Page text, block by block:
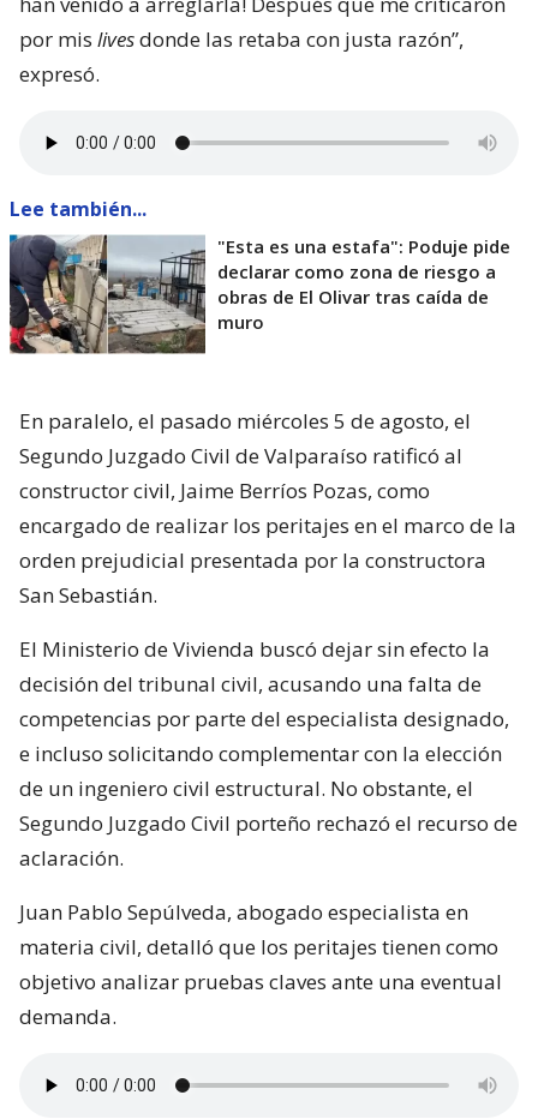
por mis livesdonde las retaba con justa razón”,
expresó.
Lee también...
"Esta es una estafa": Poduje pide
declarar como zona de riesgo a
obras de El Olivar tras caída de
muro
En paralelo, el pasado miércoles 5 de agosto, el
Segundo Juzgado Civil de Valparaíso ratificó al
constructor civil, Jaime Berríos Pozas, como
encargado de realizar los peritajes en el marco de la
orden prejudicial presentada por la constructora
San Sebastián.
El Ministerio de Vivienda buscó dejar sin efecto la
decisión del tribunal civil, acusando una falta de
competencias por parte del especialista designado,
e incluso solicitando complementar con la elección
de un ingeniero civil estructural. No obstante, el
Segundo Juzgado Civil porteño rechazó el recurso de
aclaración.
Juan Pablo Sepúlveda, abogado especialista en
materia civil, detalló que los peritajes tienen como
objetivo analizar pruebas claves ante una eventual
demanda.